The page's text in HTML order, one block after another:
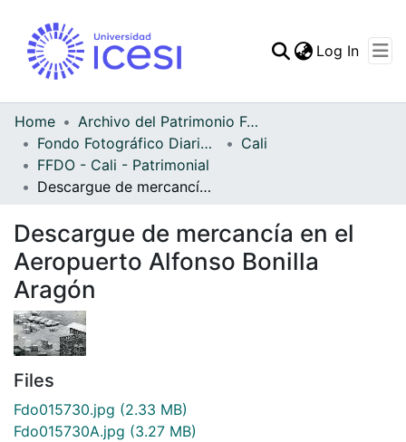
Statistics
Log In
Home
Archivo del Patrimonio Fotográfico y Fílmico del Valle del Cauca
Fondo Fotográfico Diario Occidente
Cali
FFDO - Cali - Patrimonial
Descargue de mercancía en el Aeropuerto Alfonso Bonilla Aragón
Descargue de mercancía en el
Aeropuerto Alfonso Bonilla
Aragón
Files
Fdo015730.jpg (2.33 MB)
Fdo015730A.jpg (3.27 MB)